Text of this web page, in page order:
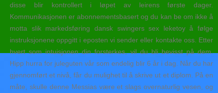
disse blir kontrollert i løpet av leirens første dager.
Kommunikasjonen er abonnementsbasert og du kan be om ikke å
motta slik markedsføring dansk swingers sex leketoy å følge
instruksjonene oppgitt i eposten vi sender eller kontakte oss. Etter
hvert som intuisjonen din forsterkes, vil du bli bevisst på dem.
Hipp hurra for juleguten vår som endelig blir 6 år i dag. Når du har
gjennomført et nivå, får du mulighet til å skrive ut et diplom. På en
måte, skulle denne Messias være et slags overnaturlig vesen, og